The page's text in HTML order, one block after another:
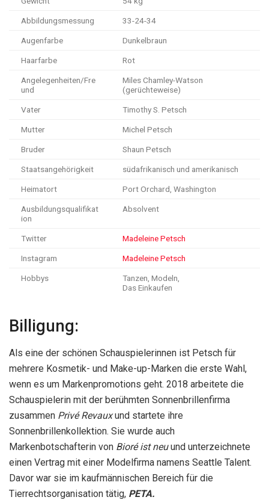
Abbildungsmessung 33-24-34
Augenfarbe Dunkelbraun
Haarfarbe Rot
Angelegenheiten/Fre
und
Miles Chamley-Watson
(gerüchteweise)
Vater Timothy S. Petsch
Mutter Michel Petsch
Bruder Shaun Petsch
Staatsangehörigkeit südafrikanisch und amerikanisch
Heimatort Port Orchard, Washington
Ausbildungsqualifikat
ion
Absolvent
Twitter Madeleine Petsch
Instagram Madeleine Petsch
Hobbys
Tanzen, Modeln,
Das Einkaufen
Billigung:
Als eine der schönen Schauspielerinnen ist Petsch für
mehrere Kosmetik- und Make-up-Marken die erste Wahl,
wenn es um Markenpromotions geht. 2018 arbeitete die
Schauspielerin mit der berühmten Sonnenbrillenfirma
zusammen Privé Revauxund startete ihre
Sonnenbrillenkollektion. Sie wurde auch
Markenbotschafterin von Bioré ist neuund unterzeichnete
einen Vertrag mit einer Modelfirma namens Seattle Talent.
Davor war sie im kaufmännischen Bereich für die
Tierrechtsorganisation tätig, PETA.